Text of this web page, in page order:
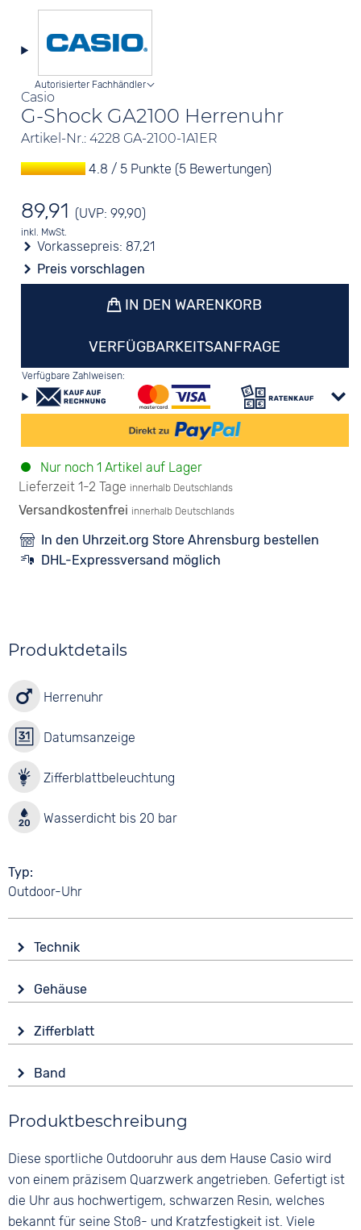
Casio
G-Shock GA2100 Herrenuhr
Artikel-Nr.: 4228 GA-2100-1A1ER
Autorisierter Fachhändler
4.8 / 5 Punkte (5 Bewertungen)
89,91 (UVP: 99,90)
inkl. MwSt.
Vorkassepreis: 87,21
Preis vorschlagen
IN DEN WARENKORB
VERFÜGBARKEITSANFRAGE
Verfügbare Zahlweisen:
Nur noch 1 Artikel auf Lager
Lieferzeit 1-2 Tage innerhalb Deutschlands
Versandkostenfrei innerhalb Deutschlands
In den Uhrzeit.org Store Ahrensburg bestellen
DHL-Expressversand möglich
Produktdetails
Herrenuhr
Datumsanzeige
Zifferblattbeleuchtung
Wasserdicht bis 20 bar
Typ
Outdoor-Uhr
Technik
Batterie (Quarz)
Funktionen
Alarm
Datumsanzeige
Wochentagsanzeige
Wasserdicht
20 bar
Gehäuse
Mineralglas
Form
Rund
Material
Farbe
Schwarz
Zifferblatt
Ana-Digital
Schwarz
Ziffern
Keine
Band
Schwarz
Material
Kunststoff
Bandschließe
Dornschließe
Produktbeschreibung
Diese sportliche Outdooruhr aus dem Hause Casio wird
von einem präzisem Quarzwerk angetrieben. Gefertigt ist
die Uhr aus hochwertigem, schwarzen Resin, welches
bekannt für seine Stoß- und Kratzfestigkeit ist. Viele